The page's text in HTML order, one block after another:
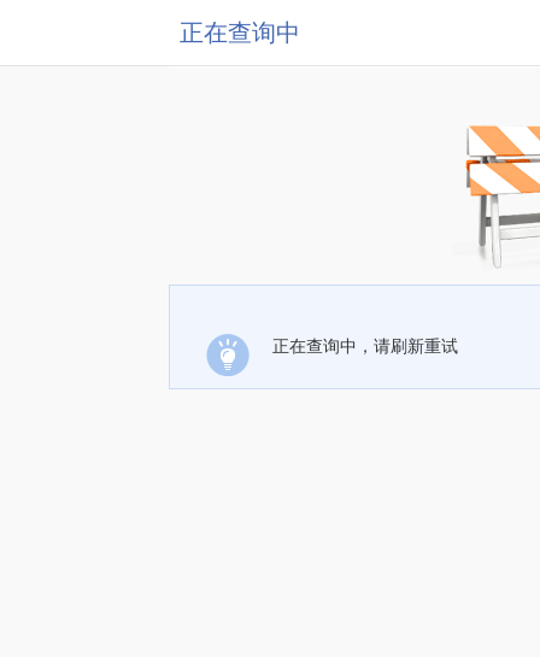
正在查询中
正在查询中，请刷新重试